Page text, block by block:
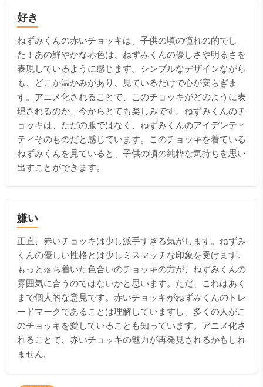
好き
ねずみくんの赤いチョッキは、子供の頃の憧れの的でし
た！あの鮮やかな赤色は、ねずみくんの優しさや明るさを
表現しているように感じます。シンプルなデザインながら
も、どこか温かみがあり、見ているだけで心が安らぎま
す。アニメ化されることで、このチョッキがどのように表
現されるのか、今からとても楽しみです。ねずみくんのチ
ョッキは、ただの服ではなく、ねずみくんのアイデンティ
ティそのものだと感じています。このチョッキを着ている
ねずみくんを見ていると、子供の頃の純粋な気持ちを思い
出すことができます。
嫌い
正直、赤いチョッキは少し派手すぎる気がします。ねずみ
くんの優しい性格とは少しミスマッチな印象を受けます。
もっと落ち着いた色合いのチョッキの方が、ねずみくんの
雰囲気に合うのではないかと思います。ただ、これはあく
まで個人的な意見です。赤いチョッキがねずみくんのトレ
ードマークであることは理解していますし、多くの人がこ
のチョッキを愛していることも知っています。アニメ化さ
れることで、赤いチョッキの魅力が再発見されるかもしれ
ません。